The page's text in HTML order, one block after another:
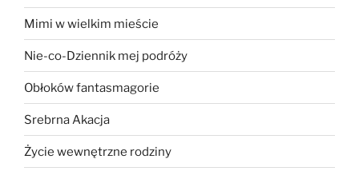
Mimi w wielkim mieście
Nie-co-Dziennik mej podróży
Obłoków fantasmagorie
Srebrna Akacja
Życie wewnętrzne rodziny